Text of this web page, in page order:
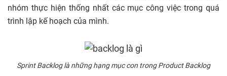
nhóm thực hiện thống nhất các mục công việc trong quá
trình lập kế hoạch của mình.
Sprint Backlog là những hạng mục con trong Product Backlog